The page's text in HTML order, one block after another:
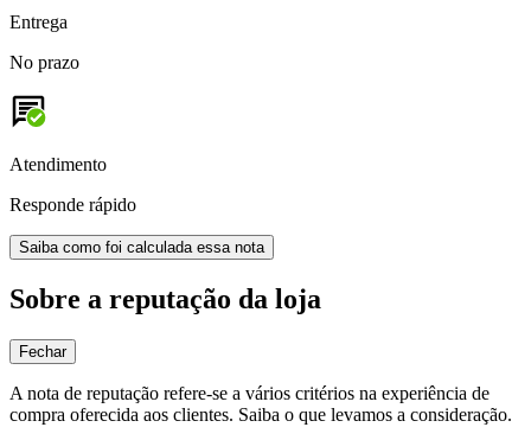
Entrega
No prazo
Atendimento
Responde rápido
Saiba como foi calculada essa nota
Sobre a reputação da loja
Fechar
A nota de reputação refere-se a vários critérios na experiência de
compra oferecida aos clientes. Saiba o que levamos a consideração.